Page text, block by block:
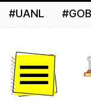
#UANL